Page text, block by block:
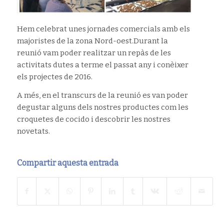
Hem celebrat unes jornades comercials amb els
majoristes de la zona Nord-oest.Durant la
reunió vam poder realitzar un repàs de les
activitats dutes a terme el passat any i conèixer
els projectes de 2016.
A més, en el transcurs de la reunió es van poder
degustar alguns dels nostres productes com les
croquetes de cocido i descobrir les nostres
novetats.
Compartir aquesta entrada